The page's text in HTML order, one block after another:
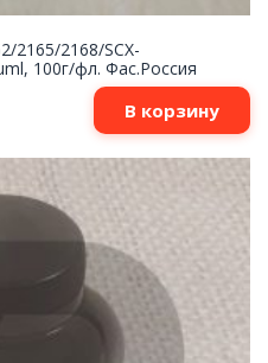
2165/2168/SCX-
100г/фл. Фас.Россия
В корзину